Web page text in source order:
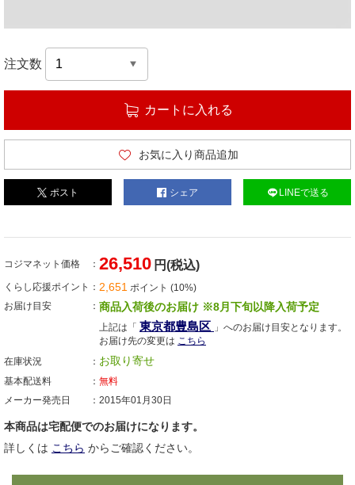
注文数
カートに入れる
お気に入り商品追加
ポスト シェア LINEで送る
コジマネット価格 26,510 円(税込)
くらし応援ポイント 2,651 ポイント (10%)
お届け目安
商品入荷後のお届け ※8月下旬以降入荷予定
上記は「 東京都豊島区 」へのお届け目安となります。
お届け先の変更は こちら
在庫状況
お取り寄せ
基本配送料
無料
メーカー発売日
2015年01月30日
本商品は宅配便でのお届けになります。
詳しくは こちら からご確認ください。